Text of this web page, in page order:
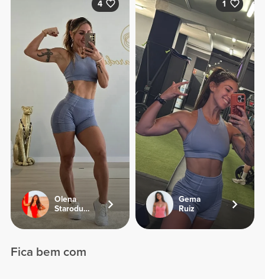
4
Olena
Starodubets
1
Gema
Ruiz
Fica bem com